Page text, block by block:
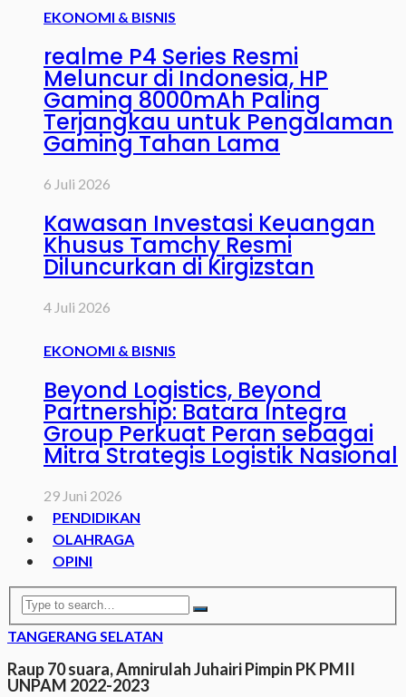
EKONOMI & BISNIS
realme P4 Series Resmi
Meluncur di Indonesia, HP
Gaming 8000mAh Paling
Terjangkau untuk Pengalaman
Gaming Tahan Lama
6 Juli 2026
Kawasan Investasi Keuangan
Khusus Tamchy Resmi
Diluncurkan di Kirgizstan
4 Juli 2026
EKONOMI & BISNIS
Beyond Logistics, Beyond
Partnership: Batara Integra
Group Perkuat Peran sebagai
Mitra Strategis Logistik Nasional
29 Juni 2026
PENDIDIKAN
OLAHRAGA
OPINI
TANGERANG SELATAN
Raup 70 suara, Amnirulah Juhairi Pimpin PK PMII
UNPAM 2022-2023